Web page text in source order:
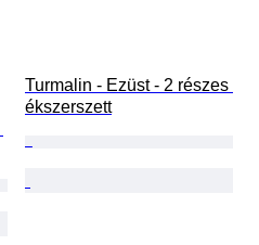
Turmalin - Ezüst - 2 részes
ékszerszett